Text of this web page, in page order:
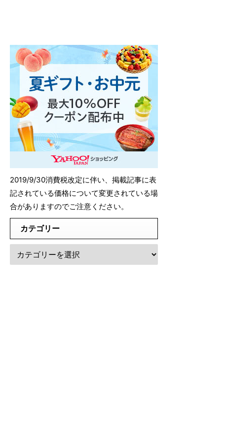
2019/9/30消費税改定に伴い、掲載記事に表
記されている価格について変更されている場
合がありますのでご注意ください。
カテゴリー